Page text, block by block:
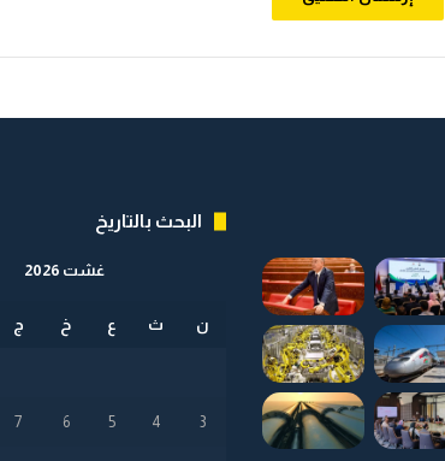
البحث بالتاريخ
غشت 2026
ن ث ع خ ج
3
4
5
6
7